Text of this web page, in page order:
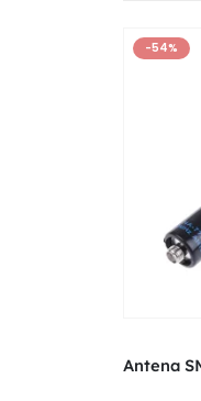
-54%